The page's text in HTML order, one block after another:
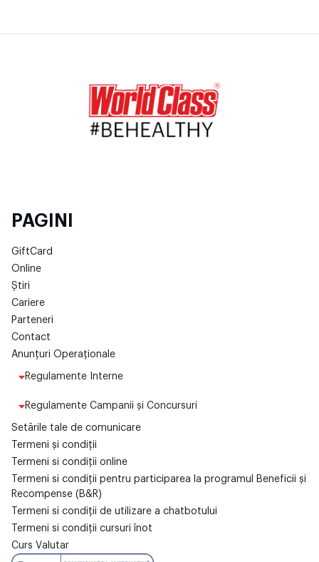
PAGINI
GiftCard
Online
Știri
Cariere
Parteneri
Contact
Anunțuri Operaționale
Regulamente Interne
Regulamente Campanii și Concursuri
Setările tale de comunicare
Termeni și condiții
Termeni si condiții online
Termeni si condiții pentru participarea la programul Beneficii și
Recompense (B&R)
Termeni si condiții de utilizare a chatbotului
Termeni si condiții cursuri înot
Curs Valutar